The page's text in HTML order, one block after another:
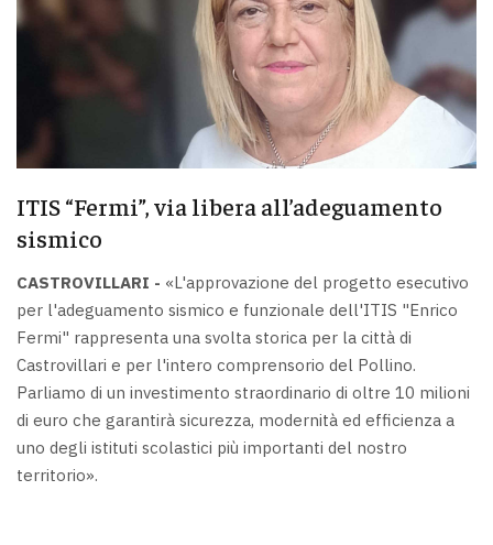
ITIS “Fermi”, via libera all’adeguamento
sismico
CASTROVILLARI - «L'approvazione del progetto esecutivo
per l'adeguamento sismico e funzionale dell'ITIS "Enrico
Fermi" rappresenta una svolta storica per la città di
Castrovillari e per l'intero comprensorio del Pollino.
Parliamo di un investimento straordinario di oltre 10 milioni
di euro che garantirà sicurezza, modernità ed efficienza a
uno degli istituti scolastici più importanti del nostro
territorio».